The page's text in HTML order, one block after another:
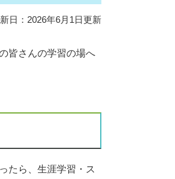
日：2026年6月1日更新
皆さんの学習の場へ
たら、生涯学習・ス